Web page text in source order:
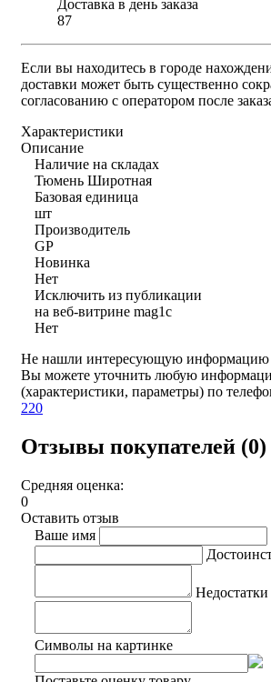
Доставка в день заказа
87
Если вы находитесь в городе
доставки может быть существенно
согласованию с оператором после
Характеристики
Описание
Наличие на складах
Тюмень Широтная
Базовая единица
шт
Производитель
GP
Новинка
Нет
Исключить из публикации
на веб-витрине mag1c
Нет
Не нашли интересующую информацию
Вы можете уточнить любую
(характеристики, параметры) по
220
Отзывы покупателей (0)
Средняя оценка:
0
Оставить отзыв
Ваше имя
Недостатки
Символы на картинке